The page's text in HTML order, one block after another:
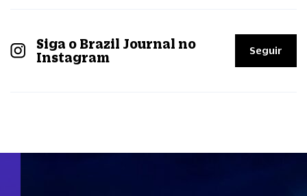
Siga o Brazil Journal no
Instagram
Seguir